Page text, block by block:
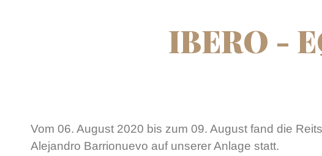
IBERO -
Vom 06. August 2020 bis zum 09. August fand die
Alejandro Barrionuevo auf unserer Anlage statt.